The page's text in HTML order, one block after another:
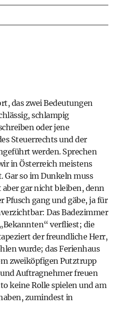
das zwei Bedeutungen
schlampig
oder jene
Steuerrechts und der
werden. Sprechen
in Österreich meistens
Gar so im Dunkeln muss
gar nicht bleiben, denn
Pfusch gang und gäbe, ja für
Das Badezimmer
verfliest; die
der freundliche Herr,
wurde; das Ferienhaus
zweiköpfigen Putztrupp
Auftragnehmer freuen
keine Rolle spielen und am
zumindest in